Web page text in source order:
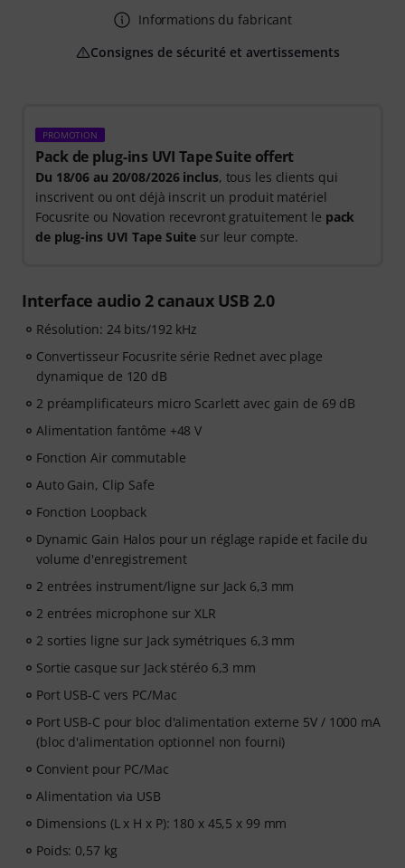
PROMOTION
Pack de plug-ins UVI Tape Suite offert
Du 18/06 au 20/08/2026 inclus, tous les clients qui
inscrivent ou ont déjà inscrit un produit matériel
Focusrite ou Novation recevront gratuitement le pack
de plug-ins UVI Tape Suite sur leur compte.
Interface audio 2 canaux USB 2.0
Résolution: 24 bits/192 kHz
Convertisseur Focusrite série Rednet avec plage
dynamique de 120 dB
2 préamplificateurs micro Scarlett avec gain de 69 dB
Alimentation fantôme +48 V
Fonction Air commutable
Auto Gain, Clip Safe
Fonction Loopback
Dynamic Gain Halos pour un réglage rapide et facile du
volume d'enregistrement
2 entrées instrument/ligne sur Jack 6,3 mm
2 entrées microphone sur XLR
2 sorties ligne sur Jack symétriques 6,3 mm
Sortie casque sur Jack stéréo 6,3 mm
Port USB-C vers PC/Mac
Port USB-C pour bloc d'alimentation externe 5V / 1000 mA
(bloc d'alimentation optionnel non fourni)
Convient pour PC/Mac
Alimentation via USB
Dimensions (L x H x P): 180 x 45,5 x 99 mm
Poids: 0,57 kg
Informations du fabricant
Consignes de sécurité et avertissements